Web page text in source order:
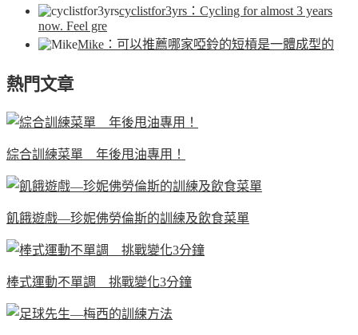
cyclistfor3yrs ：Cycling for almost 3 years
now. Feel gre
Mike ：可以推薦哪家啞鈴的短槓是一體成型的
熱門文章
綜合訓練菜單 年後甩油專用！
飢餓遊戲—珍妮佛勞倫斯的訓練及飲食菜單
棒式運動不單調 挑戰變化3分鐘